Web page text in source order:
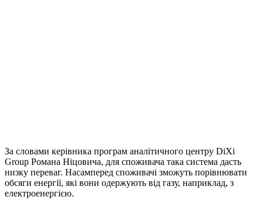
За словами керівника програм аналітичного центру DiXi
Group Романа Ніцовича, для споживача така система дасть
низку переваг. Насамперед споживачі зможуть порівнювати
обсяги енергії, які вони одержують від газу, наприклад, з
електроенергією.